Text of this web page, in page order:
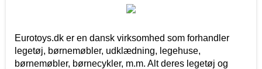
Eurotoys.dk er en dansk virksomhed som forhandler
legetøj, børnemøbler, udklædning, legehuse,
børnemøbler, børnecykler, m.m. Alt deres legetøj og